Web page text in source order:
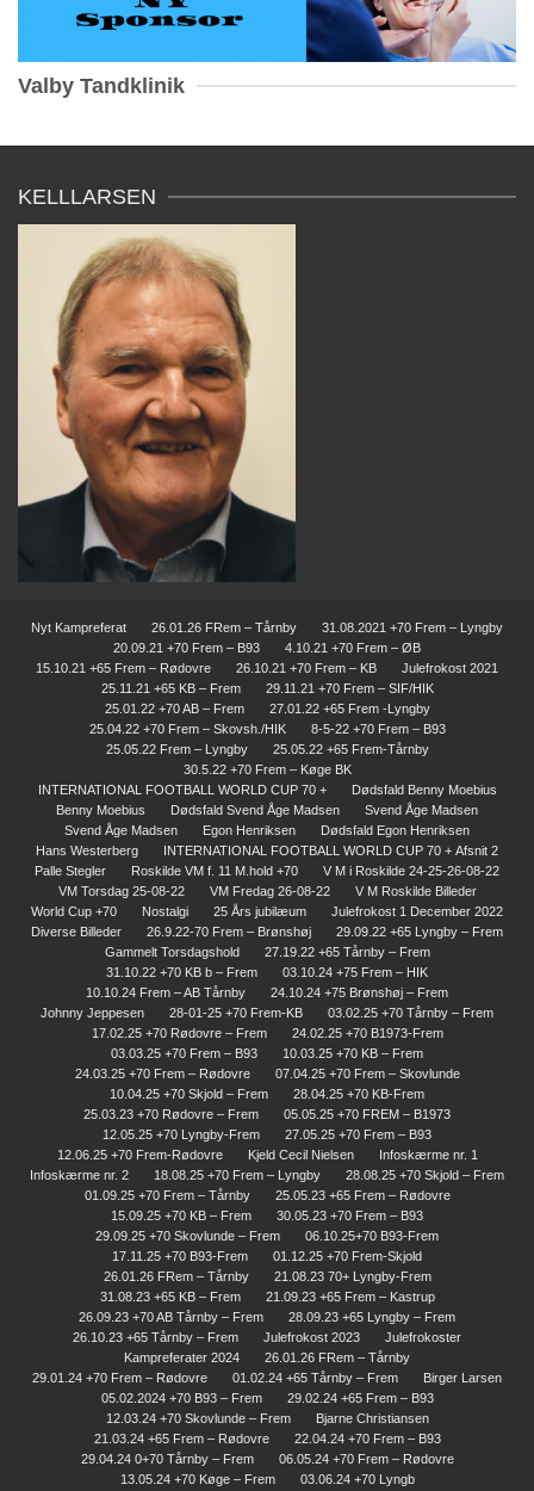
Valby Tandklinik
KELLLARSEN
Nyt Kampreferat 26.01.26 FRem – Tårnby
31.08.2021 +70 Frem – Lyngby
20.09.21 +70 Frem – B93
4.10.21 +70 Frem – ØB
15.10.21 +65 Frem – Rødovre
26.10.21 +70 Frem – KB
Julefrokost 2021
25.11.21 +65 KB – Frem
29.11.21 +70 Frem – SIF/HIK
25.01.22 +70 AB – Frem
27.01.22 +65 Frem -Lyngby
25.04.22 +70 Frem – Skovsh./HIK
8-5-22 +70 Frem – B93
25.05.22 Frem – Lyngby
25.05.22 +65 Frem-Tårnby
30.5.22 +70 Frem – Køge BK
INTERNATIONAL FOOTBALL WORLD CUP 70 +
Dødsfald Benny Moebius
Benny Moebius
Dødsfald Svend Åge Madsen
Svend Åge Madsen
Svend Åge Madsen
Egon Henriksen
Dødsfald Egon Henriksen
Hans Westerberg
INTERNATIONAL FOOTBALL WORLD CUP 70 + Afsnit 2
Palle Stegler
Roskilde VM f. 11 M.hold +70
V M i Roskilde 24-25-26-08-22
VM Torsdag 25-08-22
VM Fredag 26-08-22
V M Roskilde Billeder
World Cup +70
Nostalgi 25 Års jubilæum
Julefrokost 1 December 2022
Diverse Billeder
26.9.22-70 Frem – Brønshøj
29.09.22 +65 Lyngby – Frem
Gammelt Torsdagshold
27.19.22 +65 Tårnby – Frem
31.10.22 +70 KB b – Frem
03.10.24 +75 Frem – HIK
10.10.24 Frem – AB Tårnby
24.10.24 +75 Brønshøj – Frem
Johnny Jeppesen
28-01-25 +70 Frem-KB
03.02.25 +70 Tårnby – Frem
17.02.25 +70 Rødovre – Frem
24.02.25 +70 B1973-Frem
03.03.25 +70 Frem – B93
10.03.25 +70 KB – Frem
24.03.25 +70 Frem – Rødovre
07.04.25 +70 Frem – Skovlunde
10.04.25 +70 Skjold – Frem
28.04.25 +70 KB-Frem
25.03.23 +70 Rødovre – Frem
05.05.25 +70 FREM – B1973
12.05.25 +70 Lyngby-Frem
27.05.25 +70 Frem – B93
12.06.25 +70 Frem-Rødovre
Kjeld Cecil Nielsen
Infoskærme nr. 1
Infoskærme nr. 2
18.08.25 +70 Frem – Lyngby
28.08.25 +70 Skjold – Frem
01.09.25 +70 Frem – Tårnby
25.05.23 +65 Frem – Rødovre
15.09.25 +70 KB – Frem
30.05.23 +70 Frem – B93
29.09.25 +70 Skovlunde – Frem
06.10.25+70 B93-Frem
17.11.25 +70 B93-Frem
01.12.25 +70 Frem-Skjold
26.01.26 FRem – Tårnby
21.08.23 70+ Lyngby-Frem
31.08.23 +65 KB – Frem
21.09.23 +65 Frem – Kastrup
26.09.23 +70 AB Tårnby – Frem
28.09.23 +65 Lyngby – Frem
26.10.23 +65 Tårnby – Frem
Julefrokost 2023
Julefrokoster
Kampreferater 2024
26.01.26 FRem – Tårnby
29.01.24 +70 Frem – Rødovre
01.02.24 +65 Tårnby – Frem
Birger Larsen
05.02.2024 +70 B93 – Frem
29.02.24 +65 Frem – B93
12.03.24 +70 Skovlunde – Frem
Bjarne Christiansen
21.03.24 +65 Frem – Rødovre
22.04.24 +70 Frem – B93
29.04.24 0+70 Tårnby – Frem
06.05.24 +70 Frem – Rødovre
13.05.24 +70 Køge – Frem
03.06.24 +70 Lyngb